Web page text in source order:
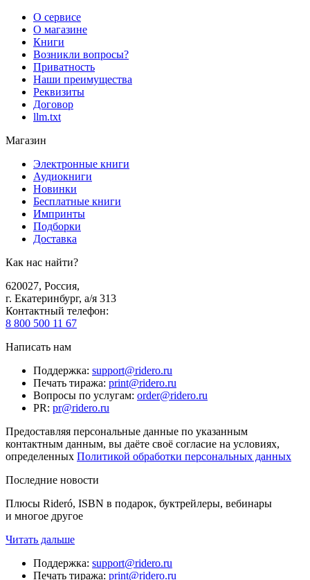
О сервисе
О магазине
Книги
Возникли вопросы?
Приватность
Наши преимущества
Реквизиты
Договор
llm.txt
Магазин
Электронные книги
Аудиокниги
Новинки
Бесплатные книги
Импринты
Подборки
Доставка
Как нас найти?
620027, Россия,
г. Екатеринбург, а/я 313
Контактный телефон:
8 800 500 11 67
Написать нам
Поддержка: support@ridero.ru
Печать тиража: print@ridero.ru
Вопросы по услугам: order@ridero.ru
PR: pr@ridero.ru
Предоставляя персональные данные по указанным
контактным данным, вы даёте своё согласие на условиях,
определенных Политикой обработки персональных данных
Последние новости
Плюсы Rideró, ISBN в подарок, буктрейлеры, вебинары
и многое другое
Читать дальше
Поддержка: support@ridero.ru
Печать тиража: print@ridero.ru